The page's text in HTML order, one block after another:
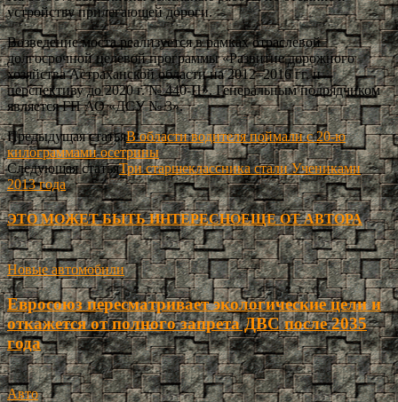
устройству прилегающей дороги.
Возведение моста реализуется в рамках отраслевой
долгосрочной целевой программы «Развитие дорожного
хозяйства Астраханской области на 2012–2016 гг. и
перспективу до 2020 г. № 440-П». Генеральным подрядчиком
является ГП АО «ДСУ № 3».
Предыдущая статьяВ области водителя поймали с 20-ю
килограммами осетрины
Следующая статьяТри старшеклассника стали Учениками
2013 года
ЭТО МОЖЕТ БЫТЬ ИНТЕРЕСНОЕЩЕ ОТ АВТОРА
Новые автомобили
Евросоюз пересматривает экологические цели и
откажется от полного запрета ДВС после 2035
года
Авто